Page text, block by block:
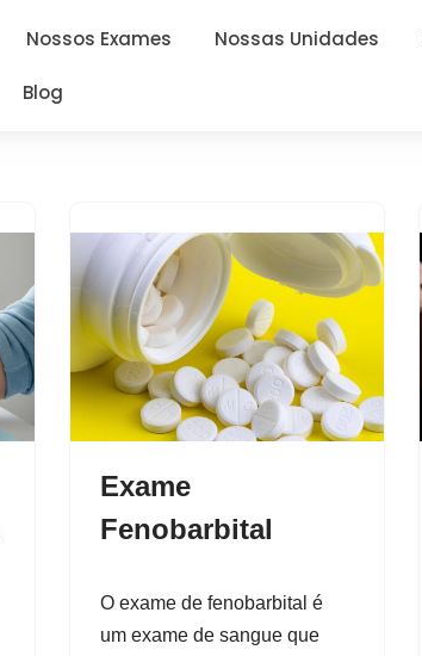
Nossos Exames Nossas Unidades
Blog
Exame
Fenobarbital
O exame de fenobarbital é
um exame de sangue que